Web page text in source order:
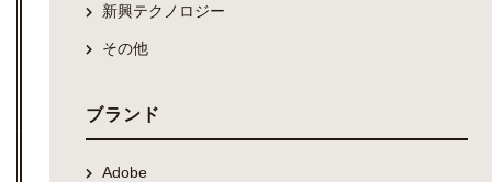
新興テクノロジー
その他
ブランド
Adobe